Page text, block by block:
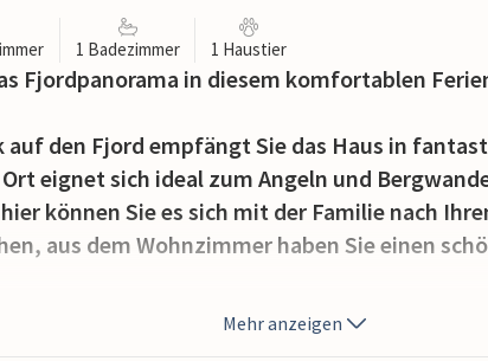
1 Badezimmer 1 Haustier
Fjordpanorama in diesem komfortablen
den Fjord empfängt Sie das Haus in
eignet sich ideal zum Angeln und
können Sie es sich mit der Familie nach
aus dem Wohnzimmer haben Sie einen
Aussicht auch auf der Terrasse, sehen Sie den
dem weitläufigen Grundstück mit Spielgeräten
Mehr anzeigen